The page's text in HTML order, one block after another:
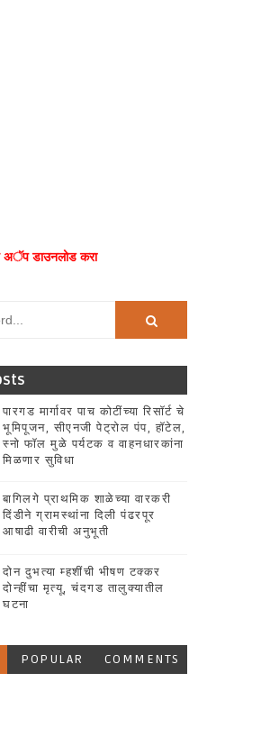
अॅप डाउनलोड करा
पारगड मार्गावर पाच कोटींच्या रिसॉर्ट चे
भूमिपूजन, सीएनजी पेट्रोल पंप, हॉटेल,
स्नो फॉल मुळे पर्यटक व वाहनधारकांना
मिळणार सुविधा
बागिलगे प्राथमिक शाळेच्या वारकरी
दिंडीने ग्रामस्थांना दिली पंढरपूर
आषाढी वारीची अनुभूती
दोन दुभत्या म्हशींची भीषण टक्कर
दोन्हींचा मृत्यू, चंदगड तालुक्यातील
घटना
POPULAR COMMENTS